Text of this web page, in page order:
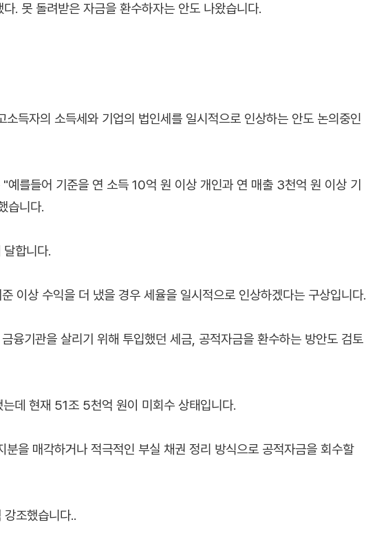
. 못 돌려받은 자금을 환수하자는 안도 나왔습니다.
득자의 소득세와 기업의 법인세를 일시적으로 인상하는 안도 논의중인
를들어 기준을 연 소득 10억 원 이상 개인과 연 매출 3천억 원 이상 기
습니다.
합니다.
이상 수익을 더 냈을 경우 세율을 일시적으로 인상하겠다는 구상입니다.
융기관을 살리기 위해 투입했던 세금, 공적자금을 환수하는 방안도 검토
데 현재 51조 5천억 원이 미회수 상태입니다.
을 매각하거나 적극적인 부실 채권 정리 방식으로 공적자금을 회수할
조했습니다..